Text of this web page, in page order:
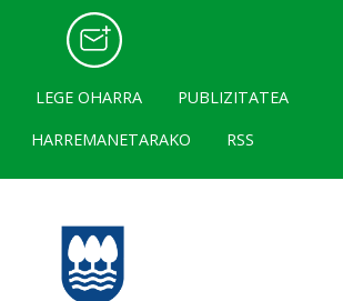
LEGE OHARRA
PUBLIZITATEA
HARREMANETARAKO RSS